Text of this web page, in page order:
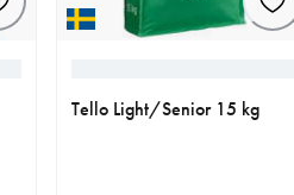
Tello Light/Senior 15 kg